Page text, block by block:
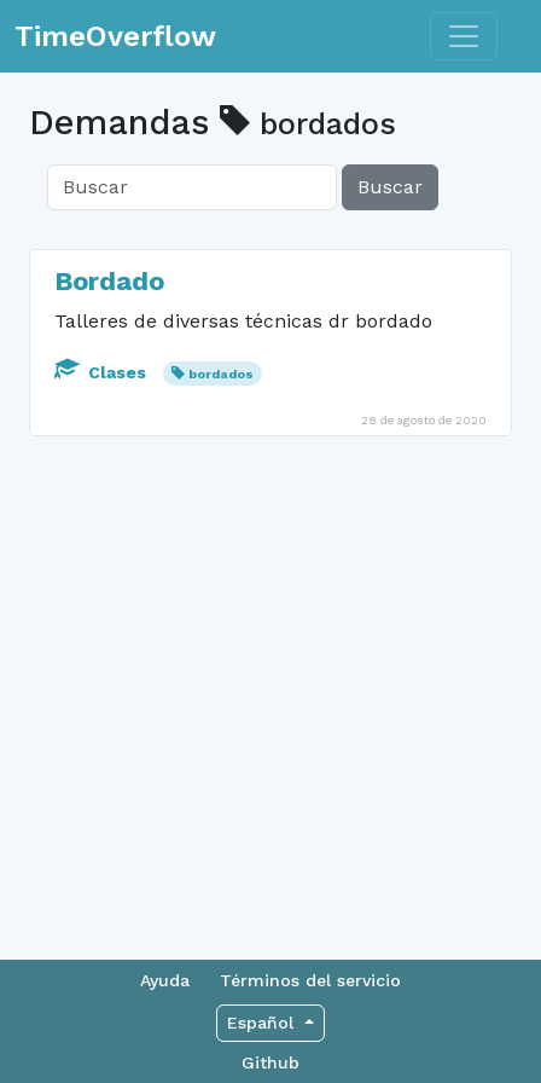
TimeOverflow Toggle
Demandas bordados
Buscar
Bordado
Talleres de diversas técnicas dr bordado
Clases bordados
28 de agosto de 2020
Ayuda Términos del servicio
Español
Github